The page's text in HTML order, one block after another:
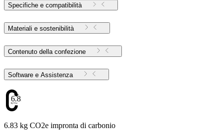
Specifiche e compatibilità
Materiali e sostenibilità
Contenuto della confezione
Software e Assistenza
6.83
6.83 kg CO2e impronta di carbonio